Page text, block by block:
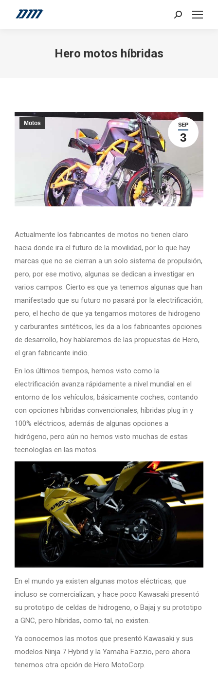
Search:
Hero motos híbridas
SEP
3
Motos
Actualmente los fabricantes de motos no tienen claro
hacia donde ira el futuro de la movilidad, por lo que hay
marcas que no se cierran a un solo sistema de propulsión,
pero, por ese motivo, algunas se dedican a investigar en
varios campos. Cierto es que ya tenemos algunas que han
manifestado que su futuro no pasará por la electrificación,
pero, el hecho de que ya tengamos motores de hidrogeno
y carburantes sintéticos, les da a los fabricantes opciones
de desarrollo, hoy hablaremos de las propuestas de Hero,
el gran fabricante indio.
En los últimos tiempos, hemos visto como la
electrificación avanza rápidamente a nivel mundial en el
entorno de los vehículos, básicamente coches, contando
con opciones híbridas convencionales, híbridas plug in y
100% eléctricos, además de algunas opciones a
hidrógeno, pero aún no hemos visto muchas de estas
tecnologías en las motos.
En el mundo ya existen algunas motos eléctricas, que
incluso se comercializan, y hace poco Kawasaki presentó
su prototipo de celdas de hidrogeno, o Bajaj y su prototipo
a GNC, pero híbridas, como tal, no existen.
Ya conocemos las motos que presentó Kawasaki y sus
modelos Ninja 7 Hybrid y la Yamaha Fazzio, pero ahora
tenemos otra opción de Hero MotoCorp.